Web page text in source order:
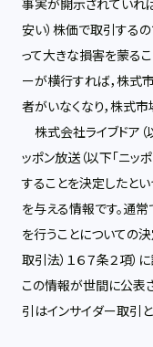
事実が開示されていれ
安い）株価で取引する
って大きな損害を蒙るこ
ーが横行すれば，株式
者がいなくなり，株式
株式会社ライブドア（
ッポン放送（以下「ニッ
することを決定したと
を与える情報です。通
を行うことについての
取引法）１６７条２項）
この情報が世間に公表
引はインサイダー取引と